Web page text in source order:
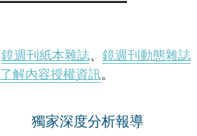
鏡週刊紙本雜誌、 鏡週刊動態雜誌
了解內容授權資訊。
獨家深度分析報導